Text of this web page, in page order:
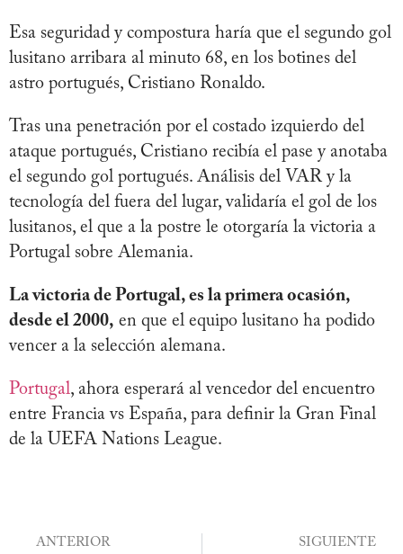
Esa seguridad y compostura haría que el segundo gol
lusitano arribara al minuto 68, en los botines del
astro portugués, Cristiano Ronaldo.
Tras una penetración por el costado izquierdo del
ataque portugués, Cristiano recibía el pase y anotaba
el segundo gol portugués. Análisis del VAR y la
tecnología del fuera del lugar, validaría el gol de los
lusitanos, el que a la postre le otorgaría la victoria a
Portugal sobre Alemania.
La victoria de Portugal, es la primera ocasión,
desde el 2000, en que el equipo lusitano ha podido
vencer a la selección alemana.
Portugal, ahora esperará al vencedor del encuentro
entre Francia vs España, para definir la Gran Final
de la UEFA Nations League.
ANTERIOR
SIGUIENTE